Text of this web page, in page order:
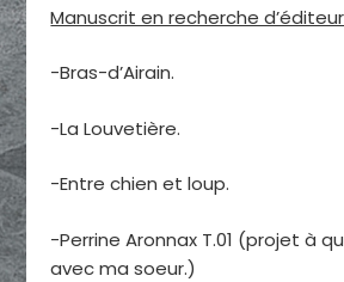
Manuscrit en recherche
-Bras-d’Airain.
-La Louvetière.
-Entre chien et loup.
-Perrine Aronnax T.01 (projet à
avec ma soeur.)